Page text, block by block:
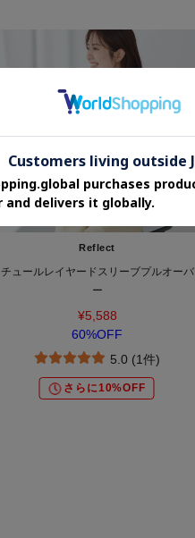
Reflect
チュールレイヤードスリーブプルオーバ
ー
¥5,588
60%OFF
5.0 (1件)
さらに10%OFF